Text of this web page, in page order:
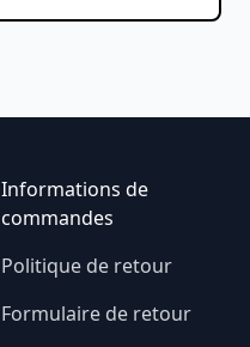
Informations de
commandes
Politique de retour
Formulaire de retour